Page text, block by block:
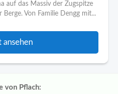
auf das Massiv der Zugspitze
Von Familie Dengg mit...
ansehen
von Pflach: